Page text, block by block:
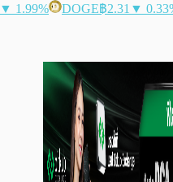
▼ 1.99% DOGE฿2.31 ▼